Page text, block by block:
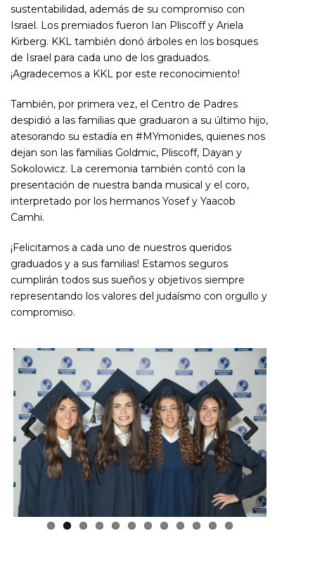
sustentabilidad, además de su compromiso con
Israel. Los premiados fueron Ian Pliscoff y Ariela
Kirberg. KKL también donó árboles en los bosques
de Israel para cada uno de los graduados.
¡Agradecemos a KKL por este reconocimiento!
También, por primera vez, el Centro de Padres
despidió a las familias que graduaron a su último hijo,
atesorando su estadía en #MYmonides, quienes nos
dejan son las familias Goldmic, Pliscoff, Dayan y
Sokolowicz. La ceremonia también contó con la
presentación de nuestra banda musical y el coro,
interpretado por los hermanos Yosef y Yaacob
Camhi.
¡Felicitamos a cada uno de nuestros queridos
graduados y a sus familias! Estamos seguros
cumplirán todos sus sueños y objetivos siempre
representando los valores del judaísmo con orgullo y
compromiso.
Previous Next